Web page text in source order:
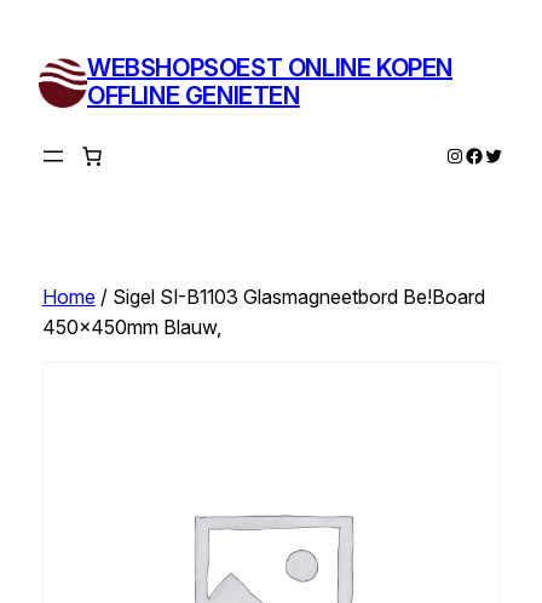
inhoud
WEBSHOPSOEST ONLINE KOPEN
OFFLINE GENIETEN
Instagram
Twitter
Home/ Sigel SI-B1103 Glasmagneetbord Be!Board
450x450mm Blauw,